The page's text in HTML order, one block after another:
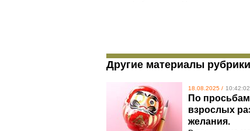
Другие материалы рубрики
18.08.2025 / 10:42:02
По
взрослых
желания.